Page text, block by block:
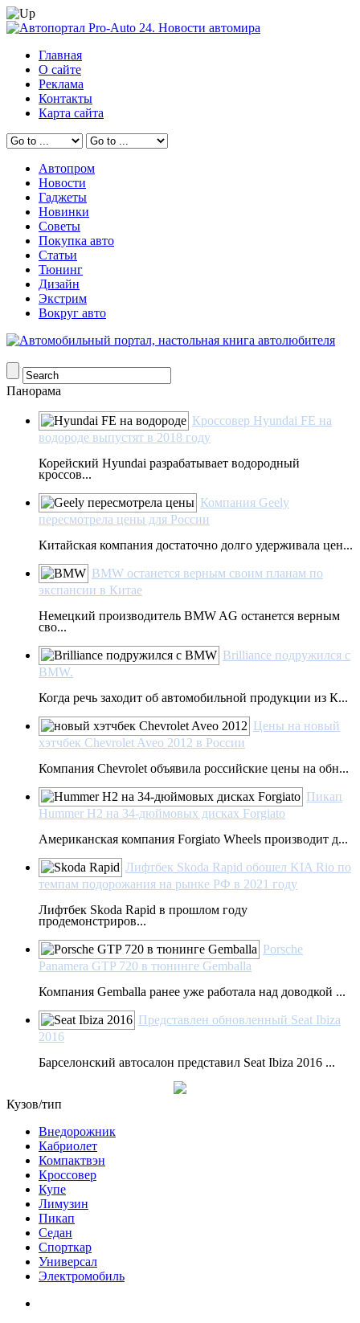
Главная
О сайте
Реклама
Контакты
Карта сайта
Автопром
Новости
Гаджеты
Новинки
Советы
Покупка авто
Статьи
Тюнинг
Дизайн
Экстрим
Вокруг авто
Панорама
Кроссовер Hyundai FE на
водороде выпустят в 2018 году
Корейский Hyundai разрабатывает водородный
кроссов...
Компания Geely
пересмотрела цены для России
Китайская компания достаточно долго удерживала цен...
BMW останется верным своим планам по
экспансии в Китае
Немецкий производитель BMW AG останется верным
сво...
Brilliance подружился с
BMW.
Когда речь заходит об автомобильной продукции из К...
Цены на новый
хэтчбек Chevrolet Aveo 2012 в России
Компания Chevrolet объявила российские цены на обн...
Пикап
Hummer H2 на 34-дюймовых дисках Forgiato
Американская компания Forgiato Wheels производит д...
Лифтбек Skoda Rapid обошел KIA Rio по
темпам подорожания на рынке РФ в 2021 году
Лифтбек Skoda Rapid в прошлом году
продемонстриров...
Porsche
Panamera GTP 720 в тюнинге Gemballa
Компания Gemballa ранее уже работала над доводкой ...
Представлен обновленный Seat Ibiza
2016
Барселонский автосалон представил Seat Ibiza 2016 ...
Кузов/тип
Внедорожник
Кабриолет
Компактвэн
Кроссовер
Купе
Лимузин
Пикап
Седан
Спорткар
Универсал
Электромобиль